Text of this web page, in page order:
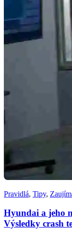
Pravidlá, Tipy,
Hyundai a jeho
Výsledky crash